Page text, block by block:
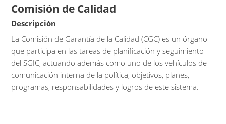
Comisión de Calidad
Descripción
La Comisión de Garantía de la Calidad (CGC) es un órgano
que participa en las tareas de planificación y seguimiento
del SGIC, actuando además como uno de los vehículos de
comunicación interna de la política, objetivos, planes,
programas, responsabilidades y logros de este sistema.